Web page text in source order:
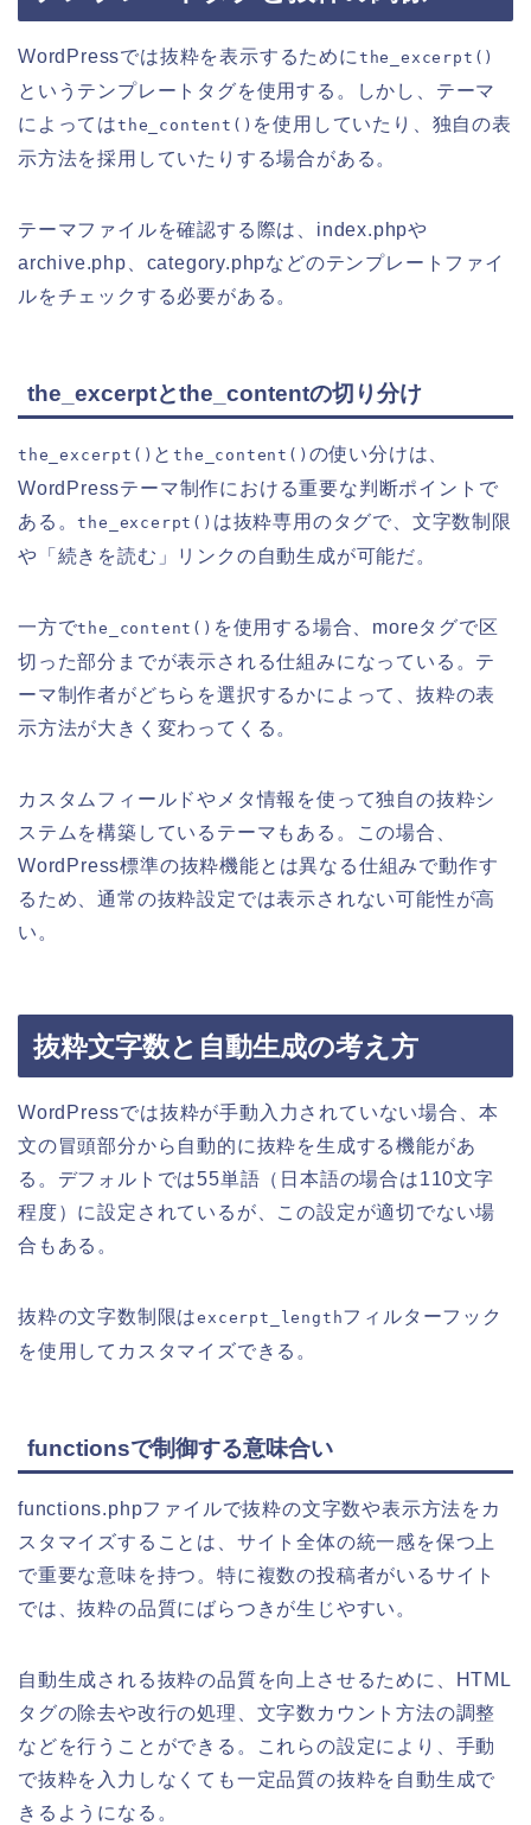
WordPressでは抜粋を表示するために the_excerpt()
というテンプレートタグを使用する。しかし、テーマ
によってはthe_content() を使用していたり、独自の表
示方法を採用していたりする場合がある。
テーマファイルを確認する際は、index.phpや
archive.php、category.phpなどのテンプレートファイ
ルをチェックする必要がある。
the_excerptとthe_contentの切り分け
the_excerpt() とthe_content() の使い分けは、
WordPressテーマ制作における重要な判断ポイントで
ある。the_excerpt() は抜粋専用のタグで、文字数制限
や「続きを読む」リンクの自動生成が可能だ。
一方でthe_content() を使用する場合、moreタグで区
切った部分までが表示される仕組みになっている。テ
ーマ制作者がどちらを選択するかによって、抜粋の表
示方法が大きく変わってくる。
カスタムフィールドやメタ情報を使って独自の抜粋シ
ステムを構築しているテーマもある。この場合、
WordPress標準の抜粋機能とは異なる仕組みで動作す
るため、通常の抜粋設定では表示されない可能性が高
い。
抜粋文字数と自動生成の考え方
WordPressでは抜粋が手動入力されていない場合、本
文の冒頭部分から自動的に抜粋を生成する機能があ
る。デフォルトでは55単語（日本語の場合は110文字
程度）に設定されているが、この設定が適切でない場
合もある。
抜粋の文字数制限はexcerpt_lengthフィルターフック
を使用してカスタマイズできる。
functionsで制御する意味合い
functions.phpファイルで抜粋の文字数や表示方法をカ
スタマイズすることは、サイト全体の統一感を保つ上
で重要な意味を持つ。特に複数の投稿者がいるサイト
では、抜粋の品質にばらつきが生じやすい。
自動生成される抜粋の品質を向上させるために、HTML
タグの除去や改行の処理、文字数カウント方法の調整
などを行うことができる。これらの設定により、手動
で抜粋を入力しなくても一定品質の抜粋を自動生成で
きるようになる。